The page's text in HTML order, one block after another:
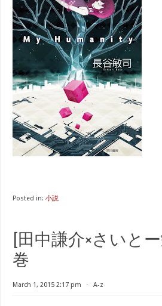
Posted in: 小説
[田中謙介×さいと
巻
March 1, 2015 2:17 pm ⋅ A-z